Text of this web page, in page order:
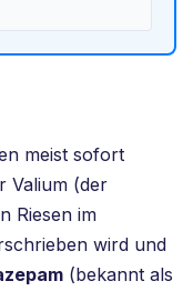
meist sofort
Valium (der
Riesen im
wird und
(bekannt als